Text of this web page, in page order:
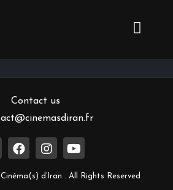
newsletter
Contact us
d’Iran . All Rights Reserved